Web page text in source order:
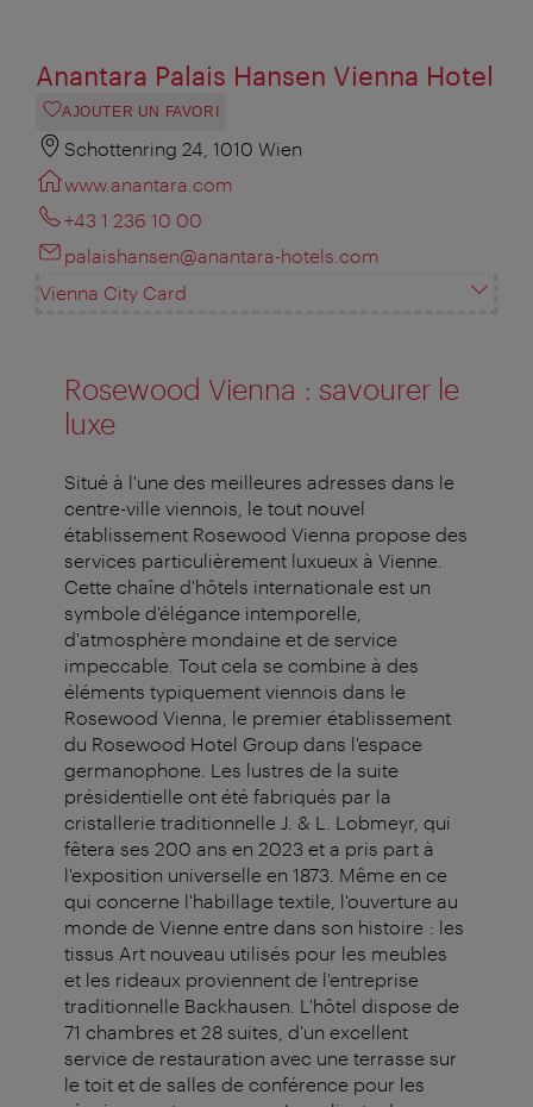
Anantara Palais Hansen Vienna Hotel
AJOUTER UN FAVORI
Schottenring 24, 1010 Wien
www.anantara.com
+43 1 236 10 00
palaishansen@anantara-hotels.com
Vienna City Card
Rosewood Vienna : savourer le
luxe
Situé à l'une des meilleures adresses dans le
centre-ville viennois, le tout nouvel
établissement Rosewood Vienna propose des
services particulièrement luxueux à Vienne.
Cette chaîne d'hôtels internationale est un
symbole d'élégance intemporelle,
d'atmosphère mondaine et de service
impeccable. Tout cela se combine à des
éléments typiquement viennois dans le
Rosewood Vienna, le premier établissement
du Rosewood Hotel Group dans l'espace
germanophone. Les lustres de la suite
présidentielle ont été fabriqués par la
cristallerie traditionnelle J. & L. Lobmeyr, qui
fêtera ses 200 ans en 2023 et a pris part à
l'exposition universelle en 1873. Même en ce
qui concerne l'habillage textile, l'ouverture au
monde de Vienne entre dans son histoire : les
tissus Art nouveau utilisés pour les meubles
et les rideaux proviennent de l'entreprise
traditionnelle Backhausen. L'hôtel dispose de
71 chambres et 28 suites, d'un excellent
service de restauration avec une terrasse sur
le toit et de salles de conférence pour les